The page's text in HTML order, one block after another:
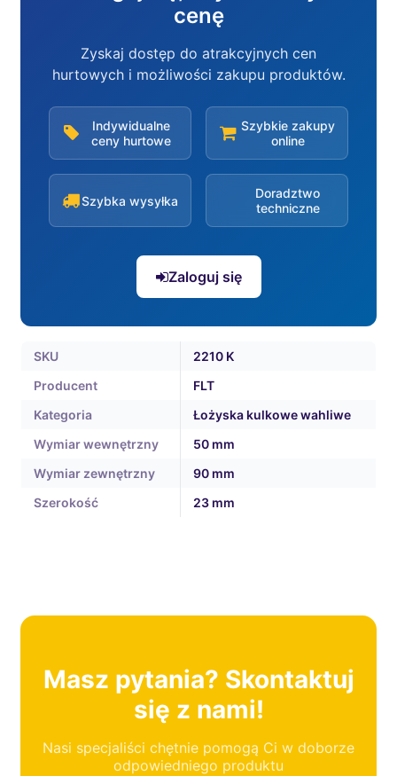
cenę
Zyskaj dostęp do atrakcyjnych cen
hurtowych i możliwości zakupu produktów.
Indywidualne
ceny hurtowe
Szybkie zakupy
online
Szybka wysyłka
Doradztwo
techniczne
Zaloguj się
SKU
2210 K
Producent
FLT
Kategoria
Łożyska kulkowe wahliwe
Wymiar wewnętrzny
50 mm
Wymiar zewnętrzny
90 mm
Szerokość
23 mm
Masz pytania? Skontaktuj
się z nami!
Nasi specjaliści chętnie pomogą Ci w doborze
odpowiedniego produktu